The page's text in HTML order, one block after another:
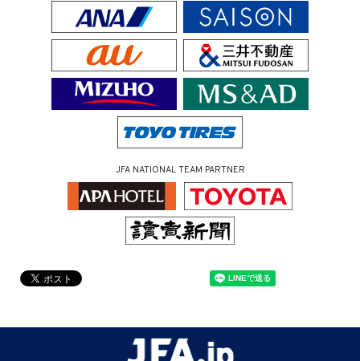
JFA NATIONAL TEAM PARTNER